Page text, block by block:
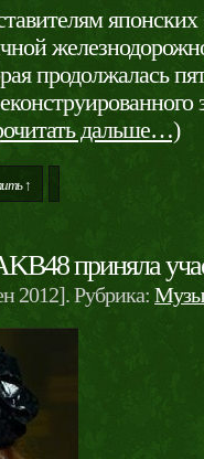
продолжалась
дальше…)
↑
приняла
2012]. Рубрика: